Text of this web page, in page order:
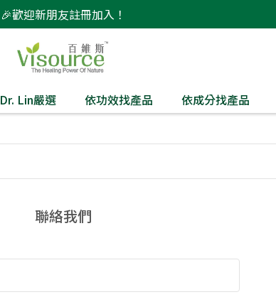
🎉歡迎新朋友註冊加入！
Dr. Lin嚴選 依功效找產品 依成分找產品
聯絡我們